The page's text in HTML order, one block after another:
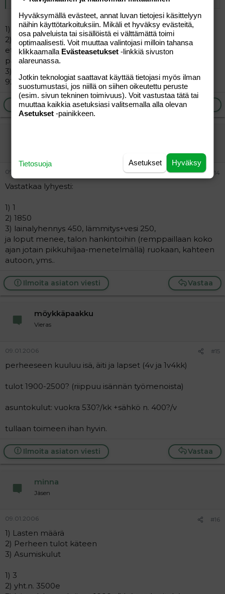
1) 3 lasta
2)omat tulot käteen 1370? (kotihoidontuki, lapsilisä,
etatusmaksu,
palkka 4h) miehentulot n.1200?
3)vuokra 720? ja lainanlyh. 200? eli asumiseen menee
920?
Ilmoita asiaton viesti
09.01.2006 #14
Vastatkaa lyhyesti:
1) 1
2) 1850
3) lainalyhennys 450, lämmitys+vesi 250,
ja loput menee, talon hankintoihin (remppaillaan koko
ajan jotain pikkuhiljaa-menetelmällä) ruokaan, kahteen
autoon, yms..
Vastaa
Ilmoita asiaton viesti
möykkäpaakku
Vieras
09.01.2006 #15
perheeseen kuuluu isä, äiti ja lapset (4v ja 1v4kk)
tulot 1900-2500? (riippuu isännän työmenoista)
asuntokulut: vuokra 530?/kk +sähkö n. 400?/v
tullaan toimeen ihan hyvin.
Vastaa
Ilmoita asiaton viesti
minna
Jäsen
09.01.2006 #16
1) Lasten määrä
2) Perheen tulot käteen
3) Asumiskulut
1) 3
2) yht.n. 3500e
Hyväksymällä evästeet, annat luvan tietojesi käsittelyyn
näihin käyttötarkoituksiin. Mikäli et hyväksy evästeitä,
osa palveluista tai sisällöistä ei välttämättä toimi
optimaalisesti. Voit muuttaa valintojasi milloin tahansa
klikkaamalla Evästeasetukset -linkkiä sivuston
alareunassa.
Jotkin teknologiat saattavat käyttää tietojasi myös ilman
suostumustasi, jos niillä on siihen oikeutettu peruste
(esim. sivun tekninen toimivuus). Voit vastustaa tätä tai
muuttaa kaikkia asetuksiasi valitsemalla alla olevan
Asetukset -painikkeen.
Hyväksy
Asetukset
Tietosuoja